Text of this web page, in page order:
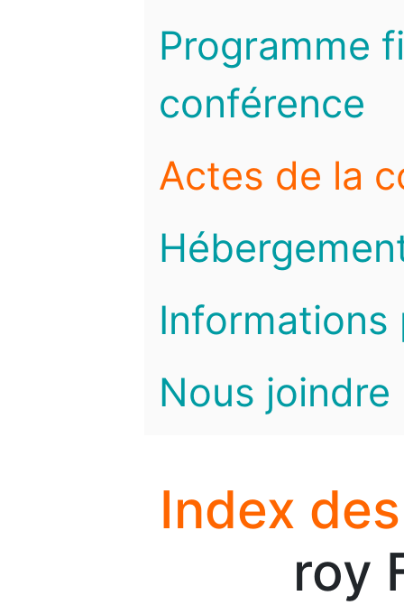
Programme
conférence
Actes de la
Informations
Nous joindre
Index
roy